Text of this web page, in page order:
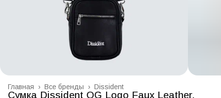
Dissident
Все бренды ›
Главная ›
Сумка Dissident OG Logo Faux Leather,